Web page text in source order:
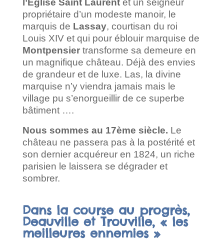
propriétaire d’un modeste manoir, le
marquis de Lassay, courtisan du roi
Louis XIV et qui pour éblouir marquise de
Montpensiertransforme sa demeure en
un magnifique château. Déjà des envies
de grandeur et de luxe. Las, la divine
marquise n’y viendra jamais mais le
village pu s’enorgueillir de ce superbe
bâtiment ….
Nous sommes au 17ème siècle. Le
château ne passera pas à la postérité et
son dernier acquéreur en 1824, un riche
parisien le laissera se dégrader et
sombrer.
Dans la course au progrès,
Deauville et Trouville, « les
meilleures ennemies »